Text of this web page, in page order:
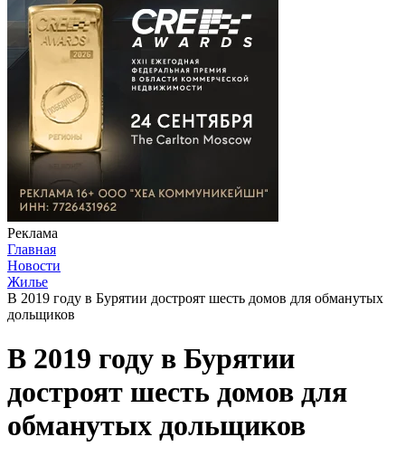
Реклама
Главная
Новости
Жилье
В 2019 году в Бурятии достроят шесть домов для обманутых
дольщиков
В 2019 году в Бурятии
достроят шесть домов для
обманутых дольщиков